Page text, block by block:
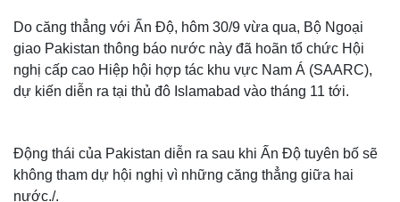
Do căng thẳng với Ấn Độ, hôm 30/9 vừa qua, Bộ Ngoại
giao Pakistan thông báo nước này đã hoãn tổ chức Hội
nghị cấp cao Hiệp hội hợp tác khu vực Nam Á (SAARC),
dự kiến diễn ra tại thủ đô Islamabad vào tháng 11 tới.
Động thái của Pakistan diễn ra sau khi Ấn Độ tuyên bố sẽ
không tham dự hội nghị vì những căng thẳng giữa hai
nước./.